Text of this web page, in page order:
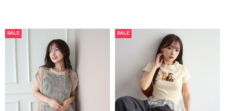
SALE SALE